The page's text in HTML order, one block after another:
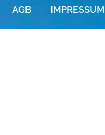
AGB IMPRESSUM